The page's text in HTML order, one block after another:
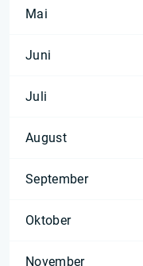
Mai
Juni
Juli
August
September
Oktober
November